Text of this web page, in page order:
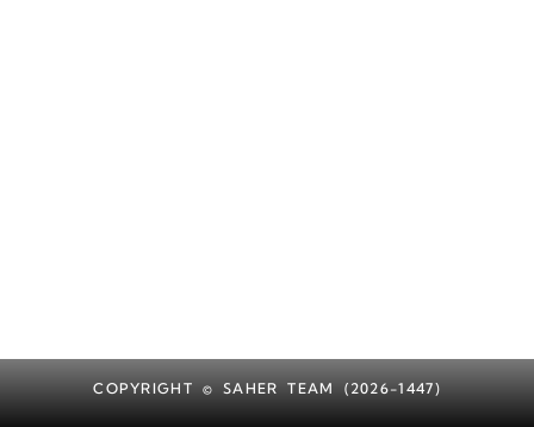
COPYRIGHT © SAHER TEAM (2026-1447)